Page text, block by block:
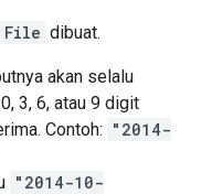
File dibuat.
akan selalu
3, 6, atau 9 digit
Contoh: "2014-
"2014-10-